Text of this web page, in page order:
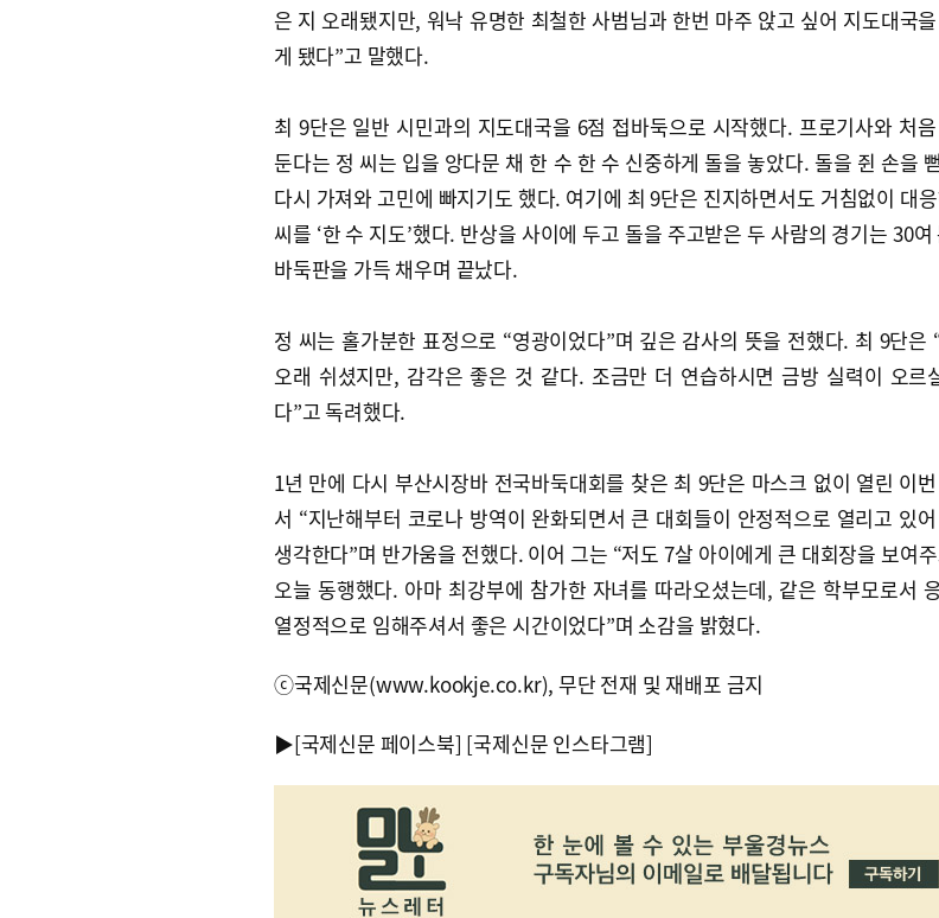
은 지 오래됐지만, 워낙 유명한 최철한 사범님과 한번 마주 앉고 싶어 지도대국
게 됐다”고 말했다.
최 9단은 일반 시민과의 지도대국을 6점 접바둑으로 시작했다. 프로기사와 처
둔다는 정 씨는 입을 앙다문 채 한 수 한 수 신중하게 돌을 놓았다. 돌을 쥔 손을
다시 가져와 고민에 빠지기도 했다. 여기에 최 9단은 진지하면서도 거침없이 대
씨를 ‘한 수 지도’했다. 반상을 사이에 두고 돌을 주고받은 두 사람의 경기는 30여
바둑판을 가득 채우며 끝났다.
정 씨는 홀가분한 표정으로 “영광이었다”며 깊은 감사의 뜻을 전했다. 최 9단은
오래 쉬셨지만, 감각은 좋은 것 같다. 조금만 더 연습하시면 금방 실력이 오르
다”고 독려했다.
1년 만에 다시 부산시장바 전국바둑대회를 찾은 최 9단은 마스크 없이 열린 이
서 “지난해부터 코로나 방역이 완화되면서 큰 대회들이 안정적으로 열리고 있
생각한다”며 반가움을 전했다. 이어 그는 “저도 7살 아이에게 큰 대회장을 보여
오늘 동행했다. 아마 최강부에 참가한 자녀를 따라오셨는데, 같은 학부모로서
열정적으로 임해주셔서 좋은 시간이었다”며 소감을 밝혔다.
ⓒ국제신문(www.kookje.co.kr), 무단 전재 및 재배포 금지
▶[국제신문 페이스북] [국제신문 인스타그램]